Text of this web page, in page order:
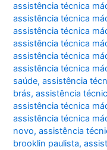
assistência técnica
assistência técnica
assistência técnica
assistência técnica
assistência técnica
assistência técnica
saúde,assistência
brás,assistência
assistência técnica
assistência técnica
novo,assistência
brooklin paulista,